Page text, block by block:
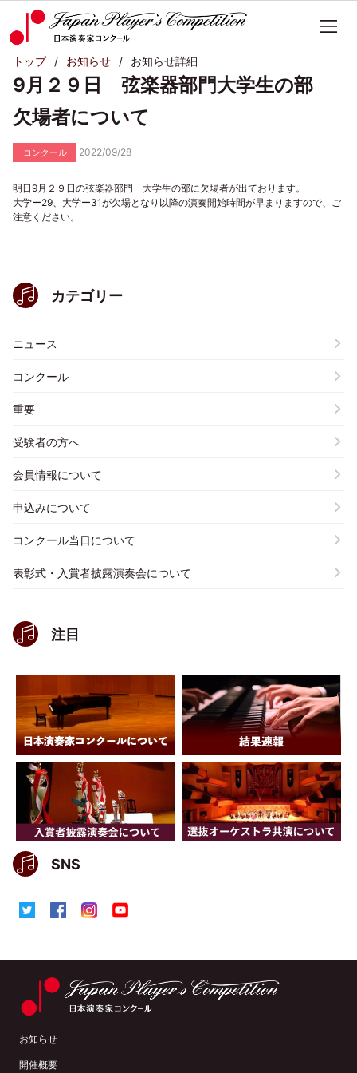
トップ お知らせ お知らせ詳細
9月２９日 弦楽器部門大学生の部
欠場者について
コンクール 2022/09/28
明日9月２９日の弦楽器部門 大学生の部に欠場者が出ております。
大学ー29、大学ー31が欠場となり以降の演奏開始時間が早まりますので、ご
注意ください。
カテゴリー
ニュース
コンクール
重要
受験者の方へ
会員情報について
申込みについて
コンクール当日について
表彰式・入賞者披露演奏会について
注目
SNS
お知らせ
開催概要